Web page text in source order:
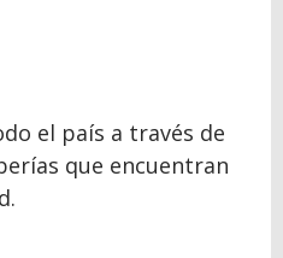
el país a través de
que encuentran